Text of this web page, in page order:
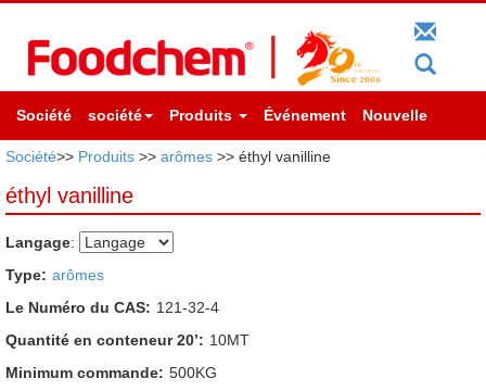
Société société Produits Événement Nouvelle
Société>> Produits >> arômes >> éthyl vanilline
éthyl vanilline
Langage:
Type: arômes
Le Numéro du CAS: 121-32-4
Quantité en conteneur 20’: 10MT
Minimum commande: 500KG